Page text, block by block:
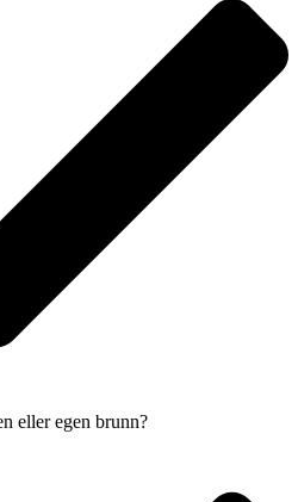
eller egen brunn?